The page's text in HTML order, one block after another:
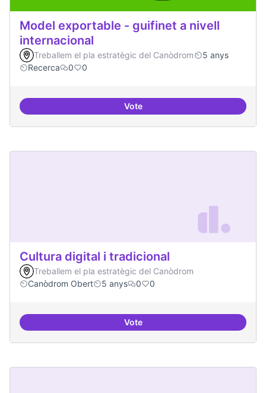
Model exportable - guifinet a nivell
internacional
Treballem el pla estratègic del Canòdrom
5 anys
Recerca
0 0
VoteModel exportable - guifinet a
Cultura digital i tradicional
Treballem el pla estratègic del Canòdrom
Canòdrom Obert
5 anys 0 0
VoteCultura digital i tradicional